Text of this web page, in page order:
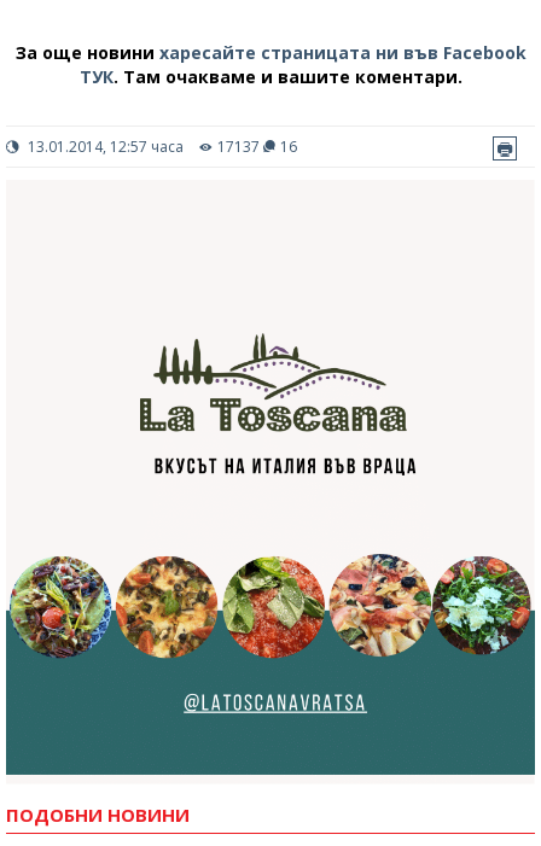
За още новини харесайте страницата ни във Facebook
ТУК. Там очакваме и вашите коментари.
13.01.2014, 12:57 часа 17137 16
ПОДОБНИ НОВИНИ